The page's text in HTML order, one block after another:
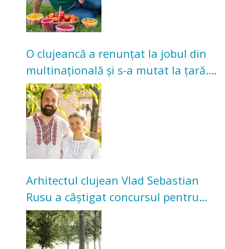
O clujeancă a renunțat la jobul din
multinațională și s-a mutat la țară.
Acum cultivă legume în grădina
bunicilor
Arhitectul clujean Vlad Sebastian
Rusu a câștigat concursul pentru
transformarea Grădinii Casei
Universitarilor